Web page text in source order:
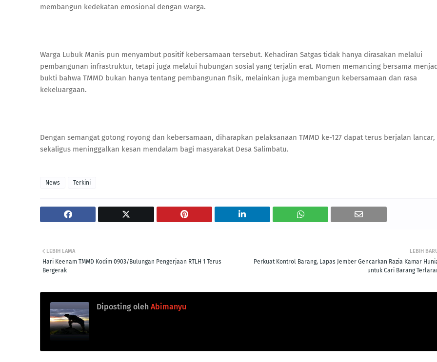
membangun kedekatan emosional dengan warga.
Warga Lubuk Manis pun menyambut positif kebersamaan tersebut. Kehadiran Satgas tidak hanya dirasakan melalui
pembangunan infrastruktur, tetapi juga melalui hubungan sosial yang terjalin erat. Momen memancing bersama
bukti bahwa TMMD bukan hanya tentang pembangunan fisik, melainkan juga membangun kebersamaan dan rasa
kekeluargaan.
Dengan semangat gotong royong dan kebersamaan, diharapkan pelaksanaan TMMD ke-127 dapat terus berjalan lancar,
sekaligus meninggalkan kesan mendalam bagi masyarakat Desa Salimbatu.
News Terkini
LEBIH
Perkuat Kontrol Barang, Lapas Jember Gencarkan Razia Kamar
untuk Cari Barang
LEBIH LAMA
Hari Keenam TMMD Kodim 0903/Bulungan Pengerjaan RTLH 1 Terus
Bergerak
Diposting oleh Abimanyu